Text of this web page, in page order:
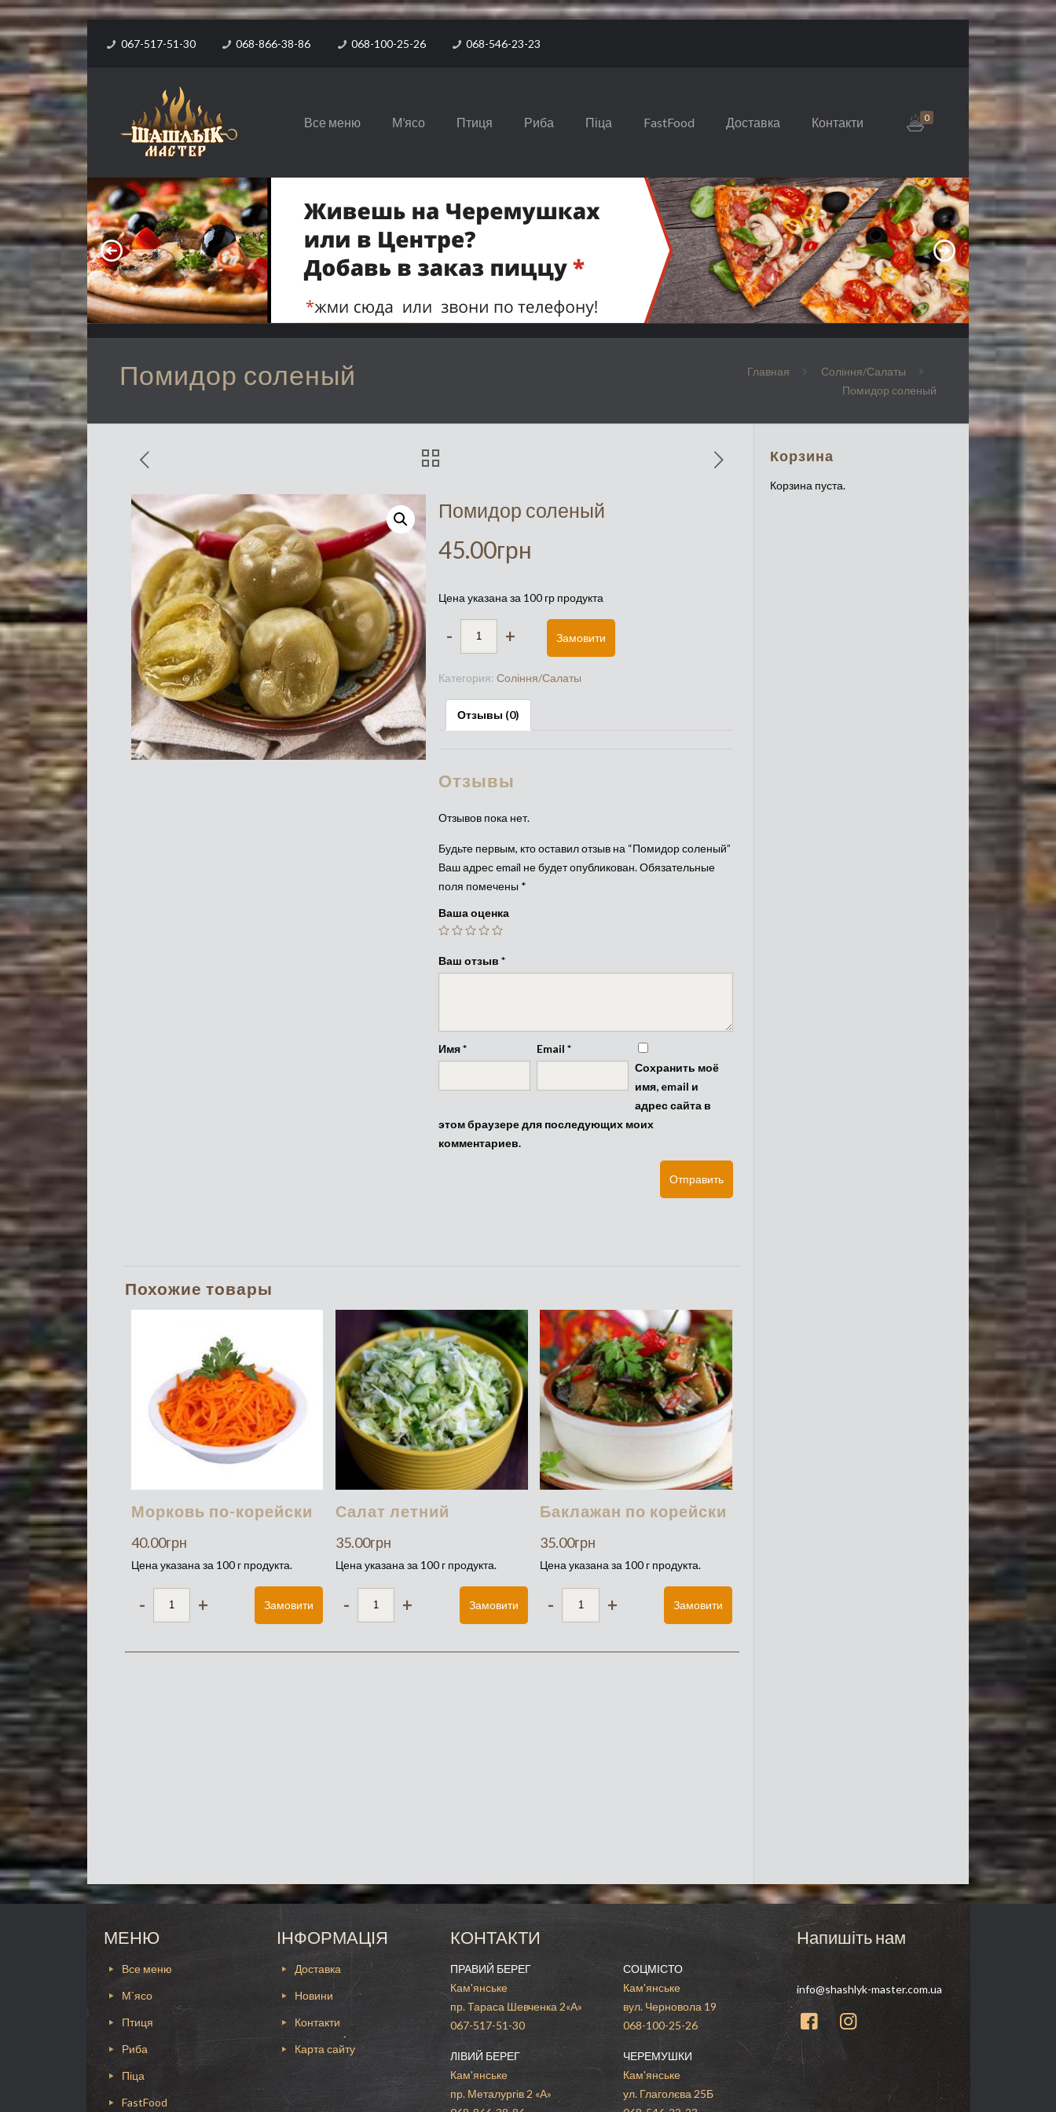
067-517-51-30 068-866-38-86 068-100-25-26 068-546-23-23
Все меню М’ясо Птиця Риба Піца FastFood Доставка Контакти 0
Помидор соленый Главная
Соління/Салаты
Помидор соленый
Помидор соленый
45.00грн
Цена указана за 100 гр продукта
- + Замовити
Категория: Соління/Салаты
Отзывы (0)
Отзывы
Отзывов пока нет.
Будьте первым, кто оставил отзыв на “Помидор соленый”
Ваш адрес email не будет опубликован.Обязательные
поля помечены *
Ваша оценка
Ваш отзыв *
Имя* Email *
Сохранить моё
имя, email и
адрес сайта в
этом браузере для последующих моих
комментариев.
Похожие товары
Морковь по-корейски
40.00грн
Цена указана за 100 г продукта.
- + Замовити
Салат летний
35.00грн
Цена указана за 100 г продукта.
- + Замовити
Баклажан по корейски
35.00грн
Цена указана за 100 г продукта.
- + Замовити
Корзина
Корзина пуста.
МЕНЮ
Все меню
М`ясо
Птиця
Риба
Піца
FastFood
ІНФОРМАЦІЯ
Доставка
Новини
Контакти
Карта сайту
КОНТАКТИ
ПРАВИЙ БЕРЕГ
Кам'янське
пр. Тараса Шевченка 2«А»
067-517-51-30
ЛІВИЙ БЕРЕГ
Кам'янське
пр. Металургів 2 «А»
СОЦМІСТО
Кам'янське
вул. Черновола 19
068-100-25-26
ЧЕРЕМУШКИ
Кам'янське
ул. Глаголєва 25Б
Напишіть нам
info@shashlyk-master.com.ua